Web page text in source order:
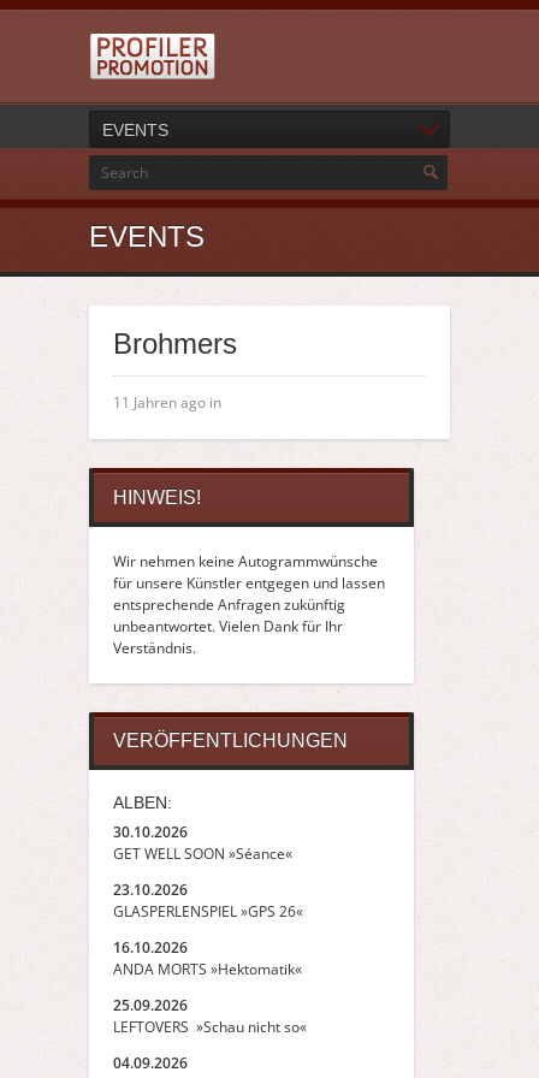
EVENTS
EVENTS
Brohmers
11 Jahren ago in
HINWEIS!
Wir nehmen keine Autogrammwünsche
für unsere Künstler entgegen und lassen
entsprechende Anfragen zukünftig
unbeantwortet. Vielen Dank für Ihr
Verständnis.
VERÖFFENTLICHUNGEN
ALBEN:
30.10.2026
GET WELL SOON »Séance«
23.10.2026
GLASPERLENSPIEL »GPS 26«
16.10.2026
ANDA MORTS »Hektomatik«
25.09.2026
LEFTOVERS »Schau nicht so«
04.09.2026